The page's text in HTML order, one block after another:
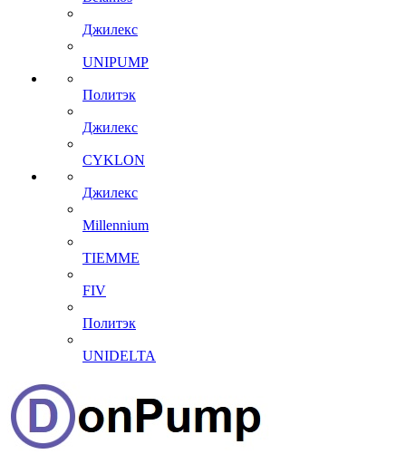
Джилекс
UNIPUMP
Политэк
Джилекс
CYKLON
Джилекс
Millennium
TIEMME
FIV
Политэк
UNIDELTA